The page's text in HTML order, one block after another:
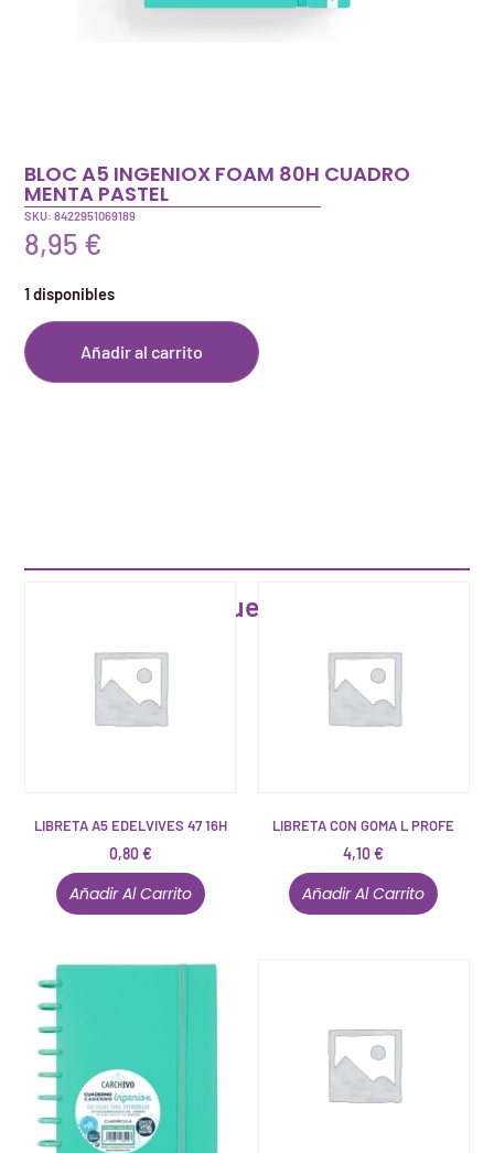
BLOC A5 INGENIOX FOAM 80H CUADRO
MENTA PASTEL
SKU: 8422951069189
8,95 €
1 disponibles
Añadir al carrito
Artículos que pueden interesarte
LIBRETA A5 EDELVIVES 47 16H
0,80€
Añadir Al Carrito
LIBRETA CON GOMA L PROFE
4,10€
Añadir Al Carrito